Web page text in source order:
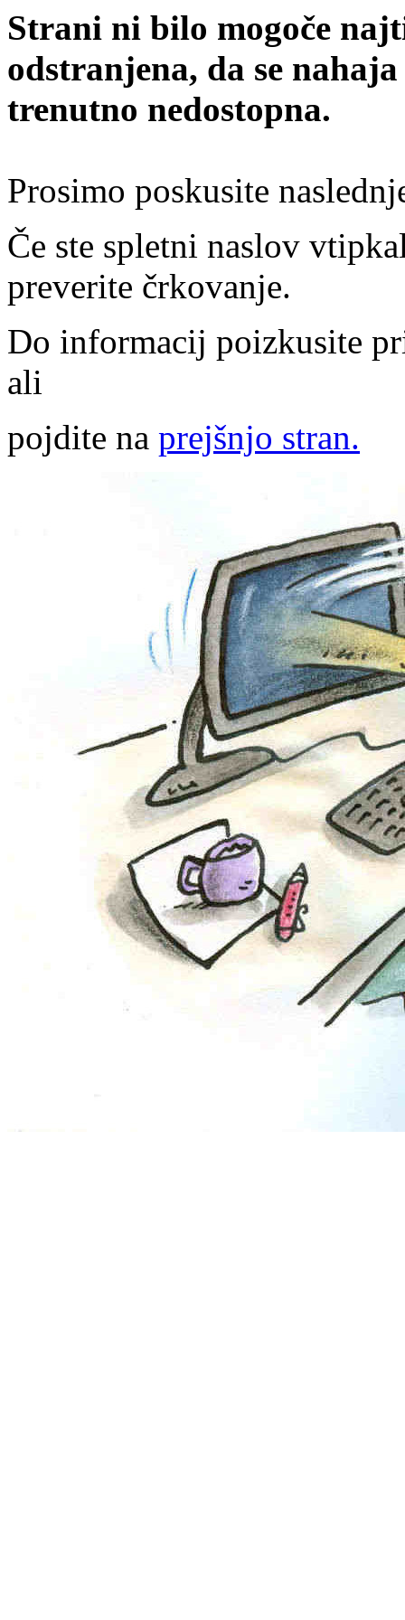
Strani ni bilo mogoče
odstranjena, da se
trenutno nedostopna.
Prosimo poskusite
Če ste spletni naslov
preverite črkovanje.
Do informacij poizkusite
ali
pojdite na prejšnjo stran.